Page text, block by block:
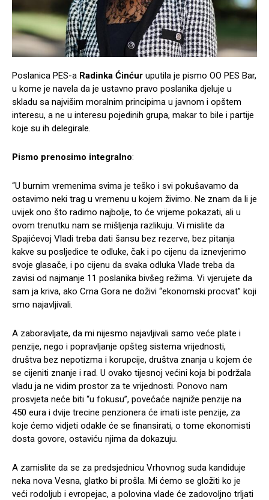
Poslanica PES-a Radinka Ćinćur uputila je pismo OO PES Bar,
u kome je navela da je ustavno pravo poslanika djeluje u
skladu sa najvišim moralnim principima u javnom i opštem
interesu, a ne u interesu pojedinih grupa, makar to bile i partije
koje su ih delegirale.
Pismo prenosimo integralno:
“U burnim vremenima svima je teško i svi pokušavamo da
ostavimo neki trag u vremenu u kojem živimo. Ne znam da li je
uvijek ono što radimo najbolje, to će vrijeme pokazati, ali u
ovom trenutku nam se mišljenja razlikuju. Vi mislite da
Spajićevoj Vladi treba dati šansu bez rezerve, bez pitanja
kakve su posljedice te odluke, čak i po cijenu da iznevjerimo
svoje glasače, i po cijenu da svaka odluka Vlade treba da
zavisi od najmanje 11 poslanika bivšeg režima. Vi vjerujete da
sam ja kriva, ako Crna Gora ne doživi “ekonomski procvat” koji
smo najavljivali.
A zaboravljate, da mi nijesmo najavljivali samo veće plate i
penzije, nego i popravljanje opšteg sistema vrijednosti,
društva bez nepotizma i korupcije, društva znanja u kojem će
se cijeniti znanje i rad. U ovako tijesnoj većini koja bi podržala
vladu ja ne vidim prostor za te vrijednosti. Ponovo nam
prosvjeta neće biti “u fokusu”, povećaće najniže penzije na
450 eura i dvije trecine penzionera će imati iste penzije, za
koje ćemo vidjeti odakle će se finansirati, o tome ekonomisti
dosta govore, ostaviću njima da dokazuju.
A zamislite da se za predsjednicu Vrhovnog suda kandiduje
neka nova Vesna, glatko bi prošla. Mi ćemo se gložiti ko je
veći rodoljub i evropejac, a polovina vlade će zadovoljno trljati